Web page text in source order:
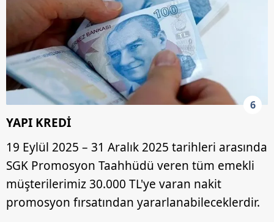
6
YAPI KREDİ
19 Eylül 2025 – 31 Aralık 2025 tarihleri arasında
SGK Promosyon Taahhüdü veren tüm emekli
müşterilerimiz 30.000 TL'ye varan nakit
promosyon fırsatından yararlanabileceklerdir.